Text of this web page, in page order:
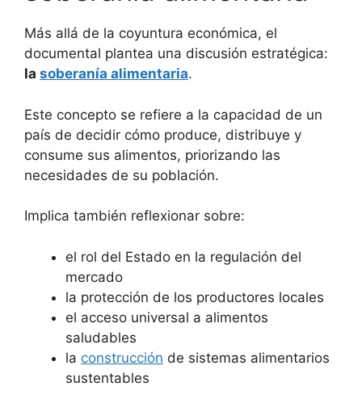
Más allá de la coyuntura económica, el
documental plantea una discusión estratégica:
la soberanía alimentaria.
Este concepto se refiere a la capacidad de un
país de decidir cómo produce, distribuye y
consume sus alimentos, priorizando las
necesidades de su población.
Implica también reflexionar sobre:
el rol del Estado en la regulación del
mercado
la protección de los productores locales
el acceso universal a alimentos
saludables
la construcción de sistemas alimentarios
sustentables